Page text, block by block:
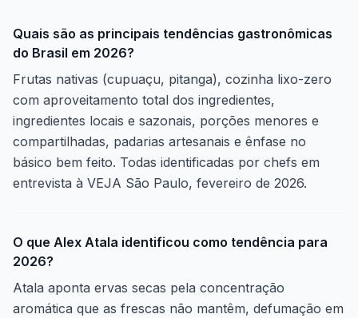
Quais são as principais tendências gastronômicas
do Brasil em 2026?
Frutas nativas (cupuaçu, pitanga), cozinha lixo-zero
com aproveitamento total dos ingredientes,
ingredientes locais e sazonais, porções menores e
compartilhadas, padarias artesanais e ênfase no
básico bem feito. Todas identificadas por chefs em
entrevista à VEJA São Paulo, fevereiro de 2026.
O que Alex Atala identificou como tendência para
2026?
Atala aponta ervas secas pela concentração
aromática que as frescas não mantêm, defumação em